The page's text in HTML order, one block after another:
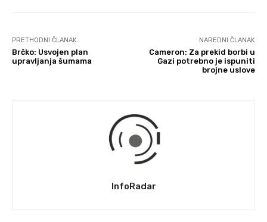
PRETHODNI ČLANAK
Brčko: Usvojen plan
upravljanja šumama
NAREDNI ČLANAK
Cameron: Za prekid borbi u
Gazi potrebno je ispuniti
brojne uslove
InfoRadar